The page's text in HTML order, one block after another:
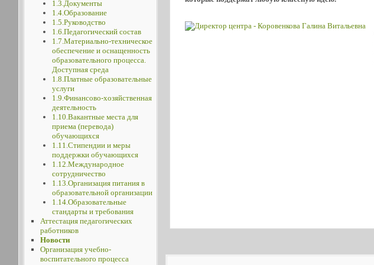
1.3.Документы
1.4.Образование
1.5.Руководство
1.6.Педагогический состав
1.7.Материально-техническое
обеспечение и оснащенность
образовательного процесса.
Доступная среда
1.8.Платные образовательные
услуги
1.9.Финансово-хозяйственная
деятельность
1.10.Вакантные места для
приема (перевода)
обучающихся
1.11.Стипендии и меры
поддержки обучающихся
1.12.Международное
сотрудничество
1.13.Организация питания в
образовательной организации
1.14.Образовательные
стандарты и требования
Аттестация педагогических
работников
Новости
Организация учебно-
воспитательного процесса